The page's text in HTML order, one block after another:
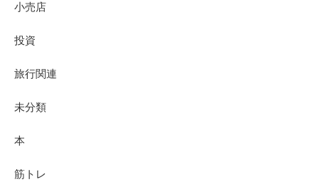
小売店
投資
旅行関連
未分類
本
筋トレ